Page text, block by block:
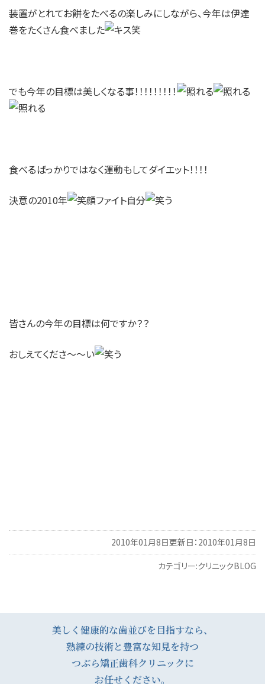
装置がとれてお餅をたべるの楽しみにしながら、今年は伊達
巻をたくさん食べました
笑
でも今年の目標は美しくなる事！！！！！！！！！
食べるばっかりではなく運動もしてダイエット！！！！
決意の2010年 ファイト自分
皆さんの今年の目標は何ですか？？
おしえてくださ～～い
2010年01月8日更新日：2010年01月8日
カテゴリー:クリニックBLOG
稿
美しく健康的な歯並びを目指すなら、
熟練の技術と豊富な知見を持つ
つぶら矯正歯科クリニックに
お任せください。